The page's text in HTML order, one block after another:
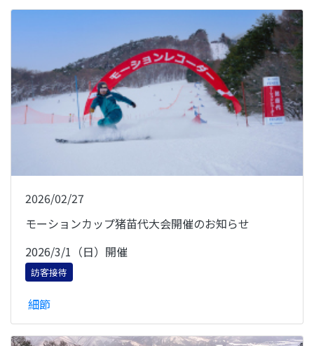
2026/02/27
モーションカップ猪苗代大会開催のお知らせ
2026/3/1（日）開催
訪客接待
細節